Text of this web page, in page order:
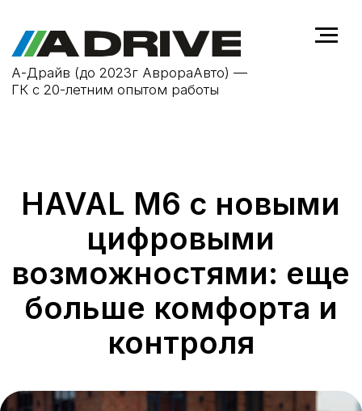
А-Драйв (до 2023г АврораАвто) —
возможностями: еще
больше комфорта и
контроля